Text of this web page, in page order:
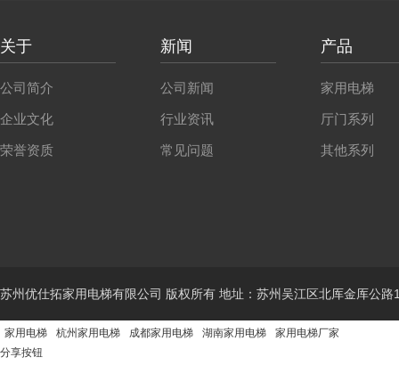
关于
公司简介
企业文化
荣誉资质
新闻
公司新闻
行业资讯
常见问题
产品
家用电梯
厅门系列
其他系列
苏州优仕拓家用电梯有限公司 版权所有 地址：苏州吴江区北厍金厍公路
家用电梯 杭州家用电梯 成都家用电梯 湖南家用电梯
家用电梯厂家
分享按钮